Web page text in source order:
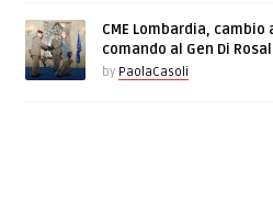
CME Lombardia,
comando al Gen Di
by PaolaCasoli